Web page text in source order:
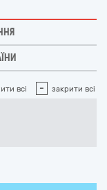
всі - закрити всі